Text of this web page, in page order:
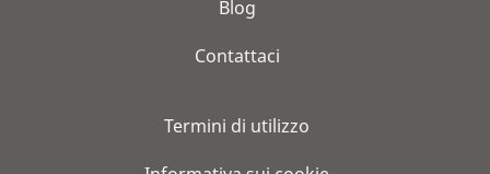
Blog
Contattaci
Termini di utilizzo